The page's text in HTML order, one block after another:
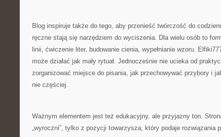
Blog inspiruje także do tego, aby przenieść twórczość do
ręczne stają się narzędziem do wyciszenia. Dla wielu osób to
linii, ćwiczenie liter, budowanie cienia, wypełnianie wzoru.
może działać jak mały rytuał. Jednocześnie nie ucieka od
zorganizować miejsce do pisania, jak przechowywać przybory i
nie częściej.
Ważnym elementem jest też edukacyjny, ale przyjazny ton.
„wyroczni”, tylko z pozycji towarzysza, który podaje rozwiązania